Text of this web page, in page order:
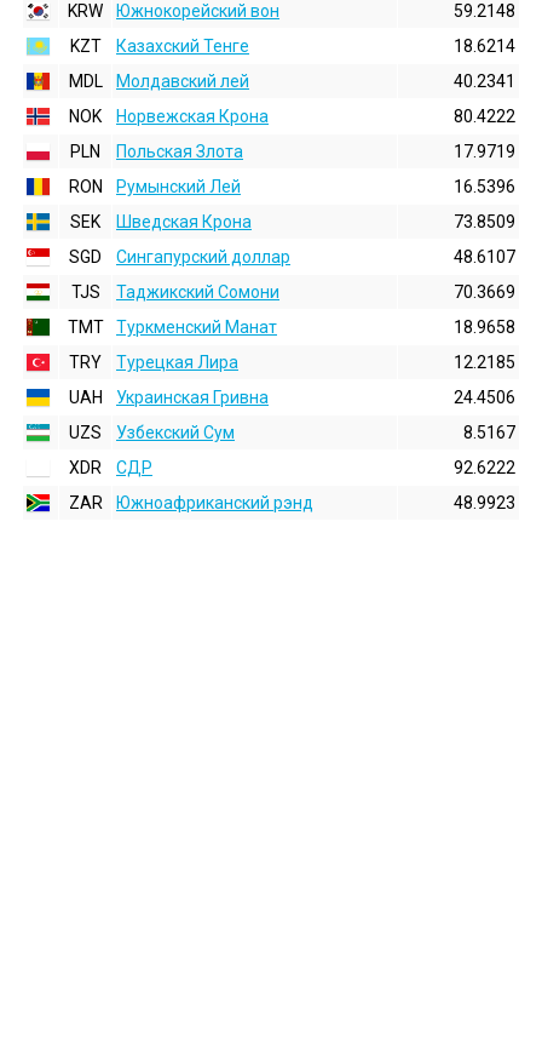
KRW
Южнокорейский вон
59.2148
KZT
Казахский Тенге
18.6214
MDL
Молдавский лей
40.2341
NOK
Норвежская Крона
80.4222
PLN
Польская Злота
17.9719
RON
Румынский Лей
16.5396
SEK
Шведская Крона
73.8509
SGD
Сингапурский доллар
48.6107
TJS
Таджикский Сомони
70.3669
TMT
Туркменский Манат
18.9658
TRY
Турецкая Лира
12.2185
UAH
Украинская Гривна
24.4506
UZS
Узбекский Сум
8.5167
XDR
СДР
92.6222
ZAR
Южноафриканский рэнд 48.9923